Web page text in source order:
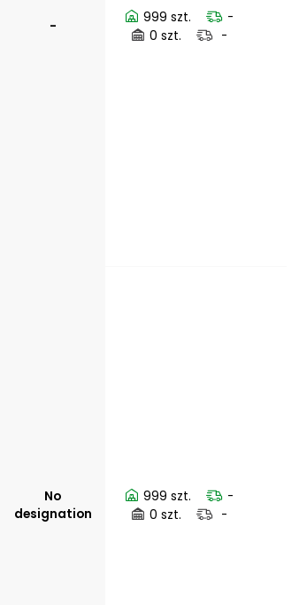
-
999 szt.
-
0 szt.
-
No
designation
999 szt.
-
0 szt.
-